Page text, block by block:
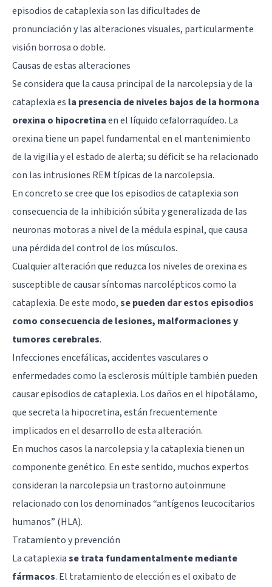
episodios de cataplexia son las dificultades de
pronunciación y las alteraciones visuales, particularmente
visión borrosa o doble.
Causas de estas alteraciones
Se considera que la causa principal de la narcolepsia y de la
cataplexia es la presencia de niveles bajos de la hormona
orexina o hipocretinaen el líquido cefalorraquídeo. La
orexina tiene un papel fundamental en el mantenimiento
de la vigilia y el estado de alerta; su déficit se ha relacionado
con las intrusiones REM típicas de la narcolepsia.
En concreto se cree que los episodios de cataplexia son
consecuencia de la inhibición súbita y generalizada de las
neuronas motoras a nivel de la médula espinal, que causa
una pérdida del control de los músculos.
Cualquier alteración que reduzca los niveles de orexina es
susceptible de causar síntomas narcolépticos como la
cataplexia. De este modo,se pueden dar estos episodios
como consecuencia de lesiones, malformaciones y
tumores cerebrales.
Infecciones encefálicas, accidentes vasculares o
enfermedades como la esclerosis múltiple también pueden
causar episodios de cataplexia. Los daños en el hipotálamo,
que secreta la hipocretina, están frecuentemente
implicados en el desarrollo de esta alteración.
En muchos casos la narcolepsia y la cataplexia tienen un
componente genético. En este sentido, muchos expertos
consideran la narcolepsia un trastorno autoinmune
relacionado con los denominados “antígenos leucocitarios
humanos” (HLA).
Tratamiento y prevención
La cataplexiase trata fundamentalmente mediante
fármacos. El tratamiento de elección es el oxibato de